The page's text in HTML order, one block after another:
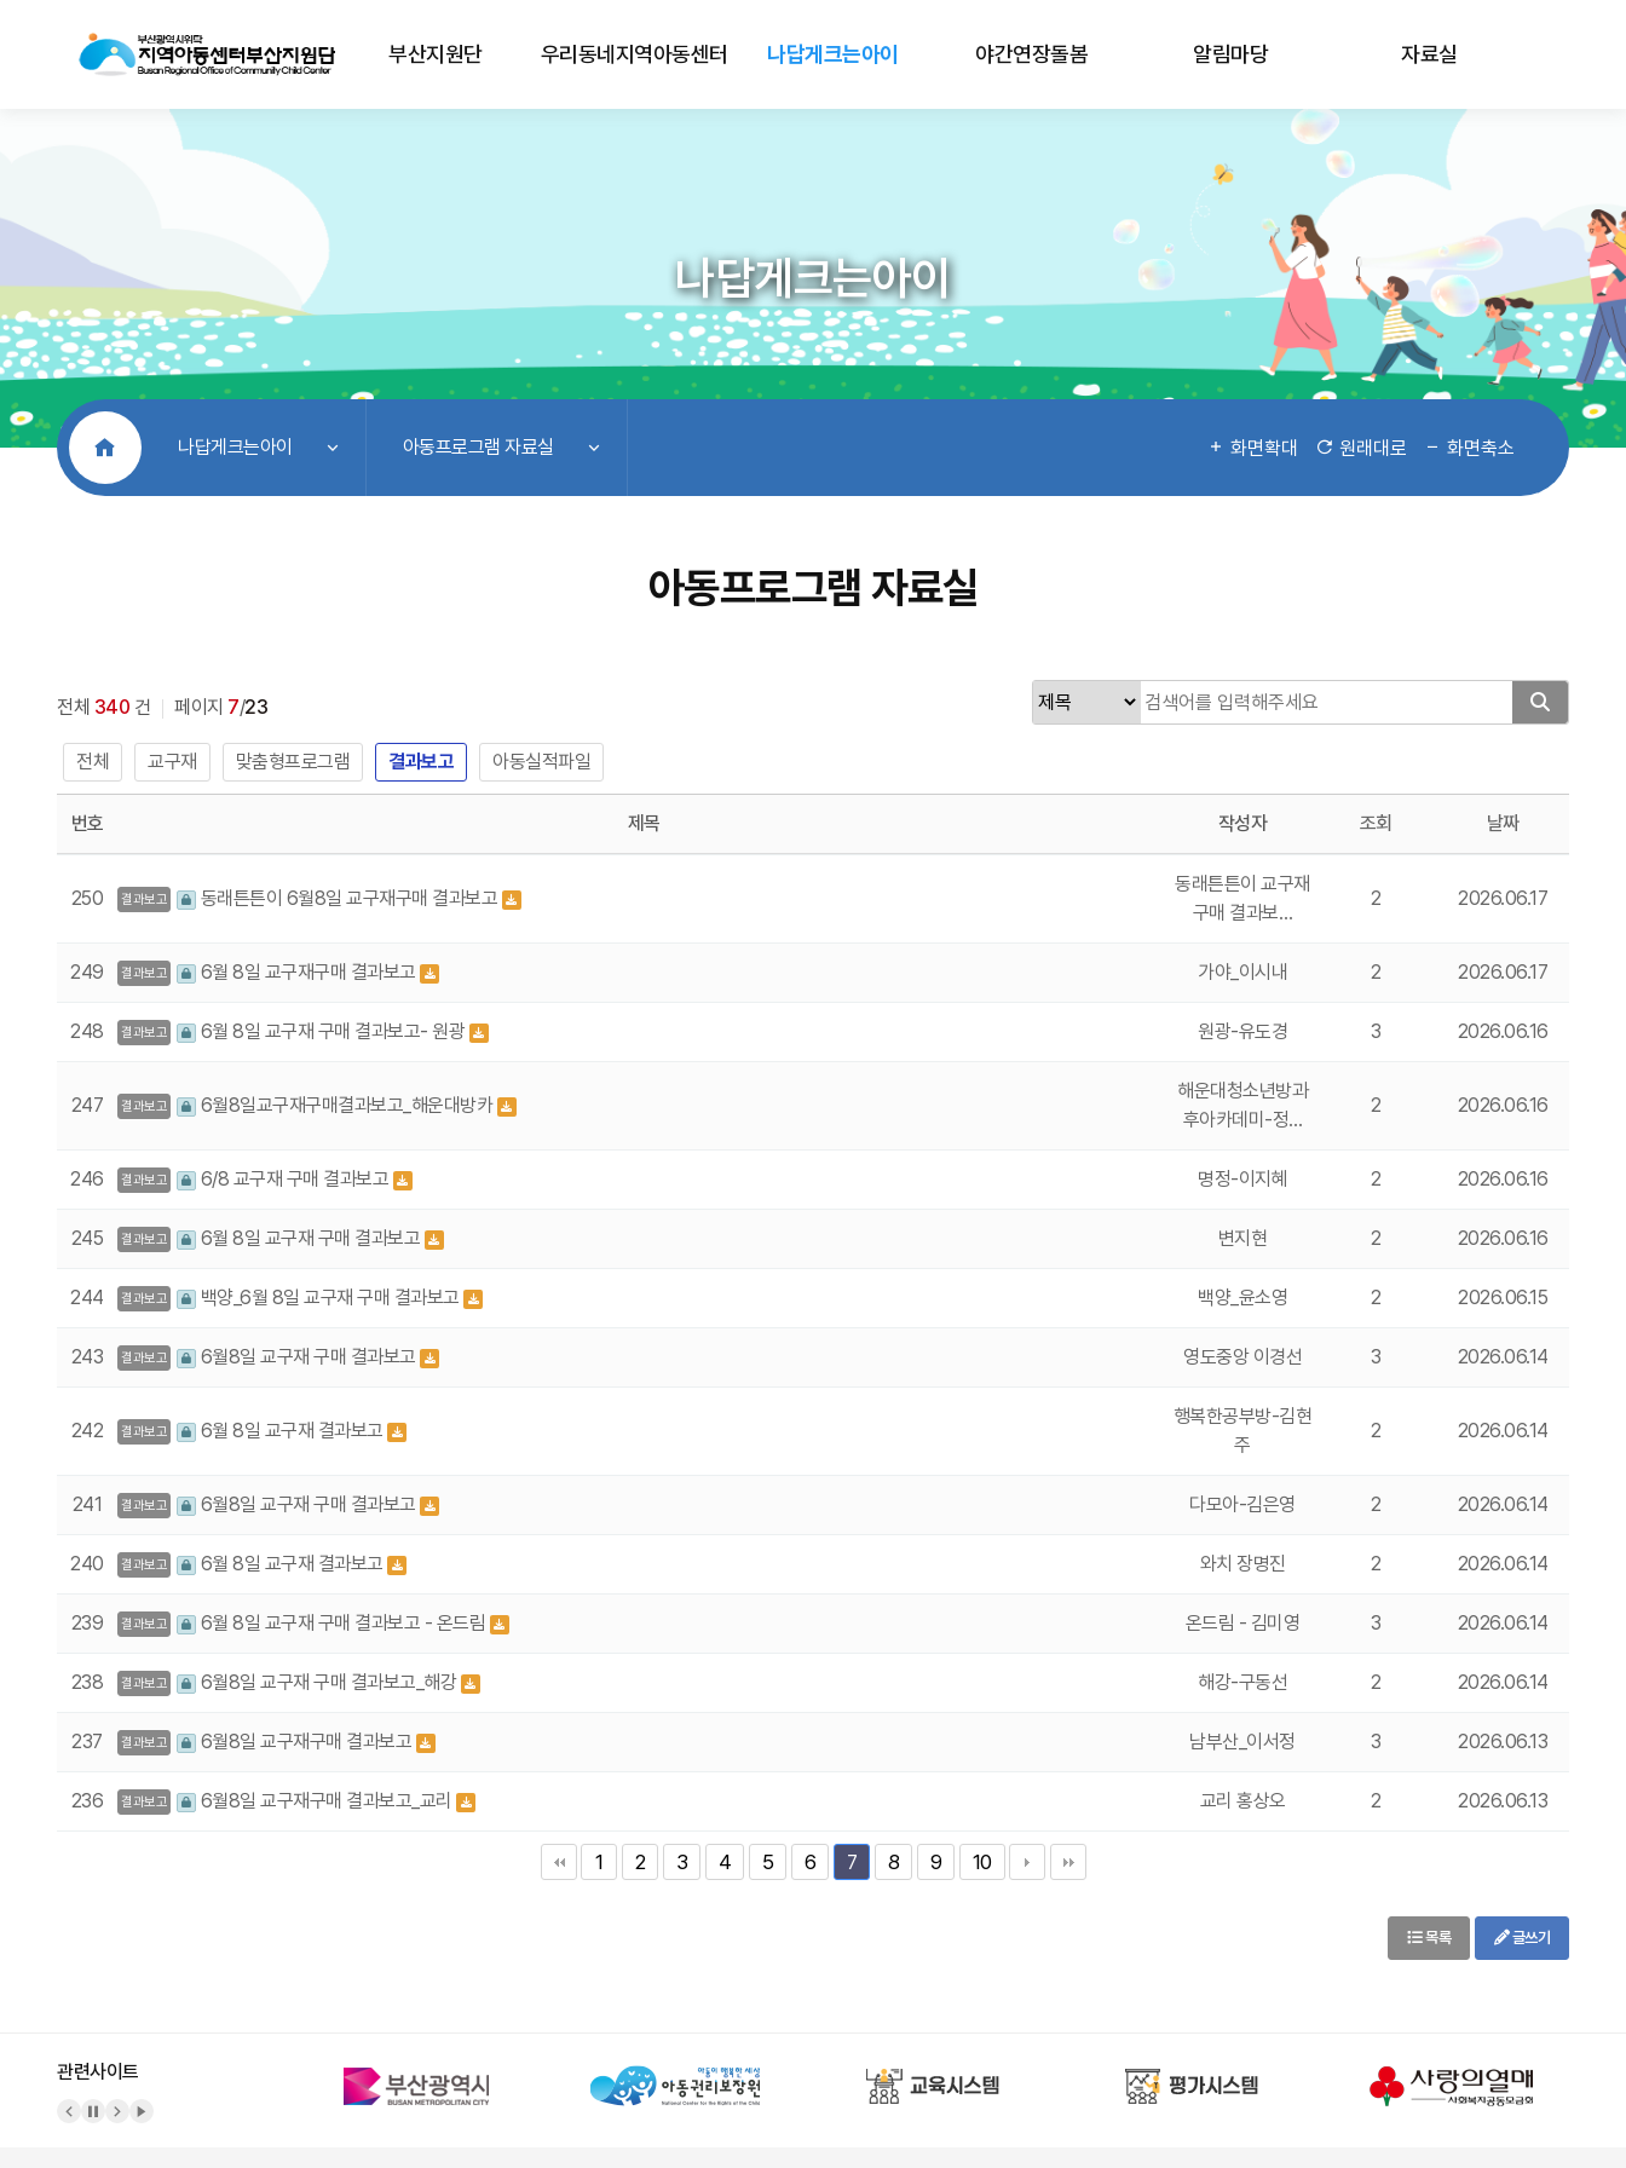
부산지원단 우리동네지역아동센터 나답게크는아이 야간연장돌봄 알림마당 자료실
나답게크는아이
처음으로나답게크는아이 아동프로그램 자료실 화면확대 원래대로 화면축소
아동프로그램 자료실
전체 340 건 페이지 7/23
전체 교구재 맞춤형프로그램 결과보고 아동실적파일
번호 제목 작성자 조회 날짜
250 결과보고 동래튼튼이 6월8일 교구재구매 결과보고
동래튼튼이 교구재
구매 결과보…
2 2026.06.17
249 결과보고 6월 8일 교구재구매 결과보고 가야_이시내 2 2026.06.17
248 결과보고 6월 8일 교구재 구매 결과보고- 원광 원광-유도경 3 2026.06.16
247 결과보고 6월8일교구재구매결과보고_해운대방카
해운대청소년방과
후아카데미-정…
2 2026.06.16
246 결과보고 6/8 교구재 구매 결과보고 명정-이지혜 2 2026.06.16
245 결과보고 6월 8일 교구재 구매 결과보고 변지현 2 2026.06.16
244 결과보고 백양_6월 8일 교구재 구매 결과보고 백양_윤소영 2 2026.06.15
243 결과보고 6월8일 교구재 구매 결과보고 영도중앙 이경선 3 2026.06.14
242 결과보고 6월 8일 교구재 결과보고
행복한공부방-김현
주
2 2026.06.14
241 결과보고 6월8일 교구재 구매 결과보고 다모아-김은영 2 2026.06.14
240 결과보고 6월 8일 교구재 결과보고 와치 장명진 2 2026.06.14
239 결과보고 6월 8일 교구재 구매 결과보고 - 온드림 온드림 - 김미영 3 2026.06.14
238 결과보고 6월8일 교구재 구매 결과보고_해강 해강-구동선 2 2026.06.14
237 결과보고 6월8일 교구재구매 결과보고 남부산_이서정 3 2026.06.13
236 결과보고 6월8일 교구재구매 결과보고_교리 교리 홍상오 2 2026.06.13
1 2 3 4 5 6 7 8 9 10
목록 글쓰기
관련사이트